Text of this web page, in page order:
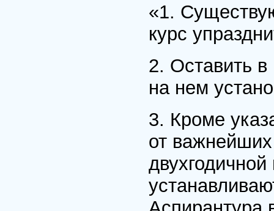
«1.
курс
2. Оставить
на нем
3. Кроме
от